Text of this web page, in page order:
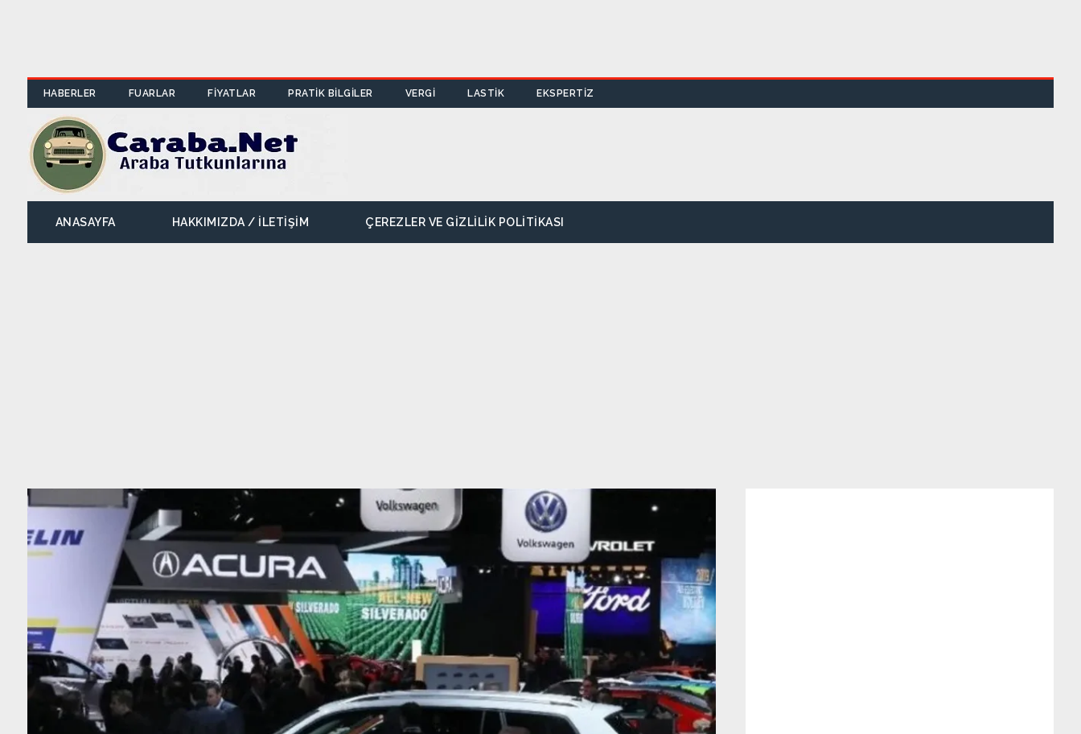
HABERLER FUARLAR FİYATLAR PRATİK BİLGİLER VERGİ LASTİK EKSPERTİZ
ANASAYFA HAKKIMIZDA / İLETIŞIM ÇEREZLER VE GIZLILIK POLITIKASI